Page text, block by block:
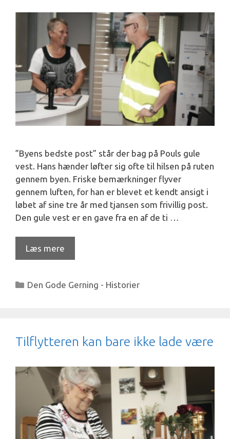
”Byens bedste post” står der bag på Pouls gule
vest. Hans hænder løfter sig ofte til hilsen på ruten
gennem byen. Friske bemærkninger flyver
gennem luften, for han er blevet et kendt ansigt i
løbet af sine tre år med tjansen som frivillig post.
Den gule vest er en gave fra en af de ti …
Læs mere
Kategorier
Den Gode Gerning - Historier
Tilflytteren kan bare ikke lade være